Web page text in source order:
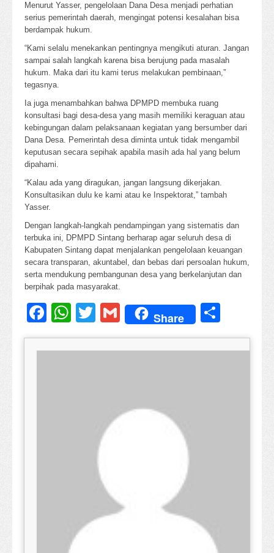
Menurut Yasser, pengelolaan Dana Desa menjadi perhatian
serius pemerintah daerah, mengingat potensi kesalahan bisa
berdampak hukum.
“Kami selalu menekankan pentingnya mengikuti aturan. Jangan
sampai salah langkah karena bisa berujung pada masalah
hukum. Maka dari itu kami terus melakukan pembinaan,”
tegasnya.
Ia juga menambahkan bahwa DPMPD membuka ruang
konsultasi bagi desa-desa yang masih memiliki keraguan atau
kebingungan dalam pelaksanaan kegiatan yang bersumber dari
Dana Desa. Pemerintah desa diminta untuk tidak mengambil
keputusan secara sepihak apabila masih ada hal yang belum
dipahami.
“Kalau ada yang diragukan, jangan langsung dikerjakan.
Konsultasikan dulu ke kami atau ke Inspektorat,” tambah
Yasser.
Dengan langkah-langkah pendampingan yang sistematis dan
terbuka ini, DPMPD Sintang berharap agar seluruh desa di
Kabupaten Sintang dapat menjalankan pengelolaan keuangan
secara transparan, akuntabel, dan bebas dari persoalan hukum,
serta mendukung pembangunan desa yang berkelanjutan dan
berpihak pada masyarakat.
Facebook
WhatsApp
TwitterGmail
Share